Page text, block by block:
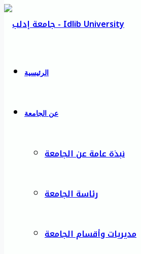
الرئيسية
عن الجامعة
نبذة عامة عن الجامعة
رئاسة الجامعة
مديريات وأقسام الجامعة